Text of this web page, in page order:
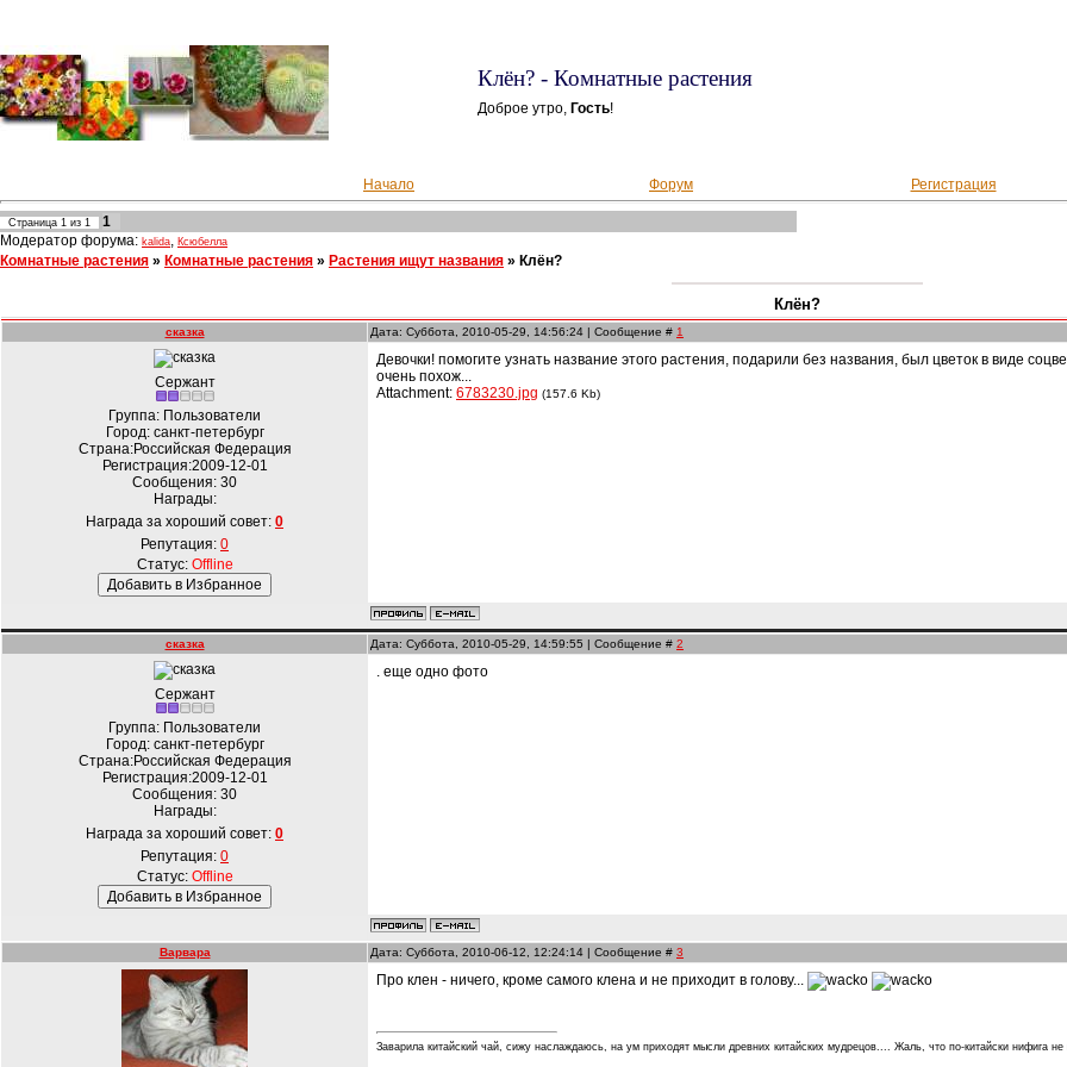
Клён? - Комнатные растения
Доброе утро, Гость!
Начало
Форум Регистрация
Страница 1 из 1
1
Модератор форума: kalida, Ксюбелла
Комнатные растения » Комнатные растения » Растения ищут названия » Клён?
Клён?
сказка Дата: Суббота, 2010-05-29, 14:56:24 | Сообщение # 1
Сержант
Группа: Пользователи
Город: санкт-петербург
Страна:Российская Федерация
Регистрация:2009-12-01
Сообщения: 30
Награды:
Награда за хороший совет: 0
Репутация: 0
Статус: Offline
Девочки! помогите узнать название этого растения, подарили без названия, был цветок в виде
очень похож...
Attachment: 6783230.jpg (157.6 Kb)
сказка Дата: Суббота, 2010-05-29, 14:59:55 | Сообщение # 2
Сержант
Группа: Пользователи
Город: санкт-петербург
Страна:Российская Федерация
Регистрация:2009-12-01
Сообщения: 30
Награды:
Награда за хороший совет: 0
Репутация: 0
Статус: Offline
. еще одно фото
Варвара Дата: Суббота, 2010-06-12, 12:24:14 | Сообщение # 3
Про клен - ничего, кроме самого клена и не приходит в голову...
Заварила китайский чай, сижу наслаждаюсь, на ум приходят мысли древних китайских мудрецов.... Жаль, что по-китайски нифига